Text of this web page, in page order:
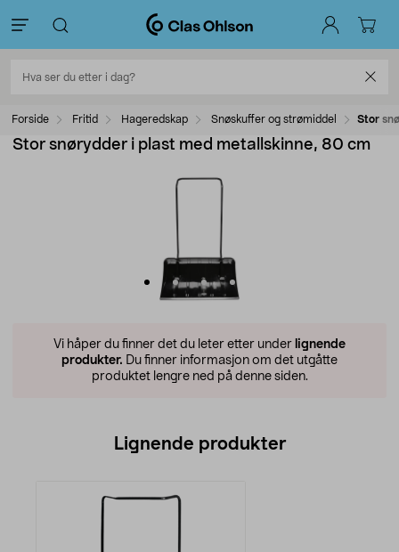
Forside Fritid Hageredskap Snøskuffer og strømiddel Stor
Stor snørydder i plast med metallskinne, 80 cm
Vi håper du finner det du leter etter under lignende
produkter. Du finner informasjon om det utgåtte
produktet lengre ned på denne siden.
Lignende produkter